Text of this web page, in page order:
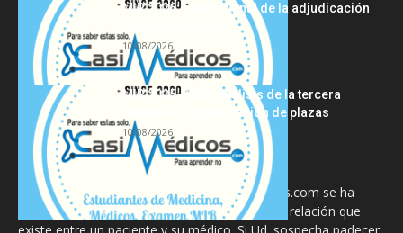
MIR 2026: análisis final de la adjudicación
de plazas y claves...
10/08/2026
MIR 2025-2026: análisis de la tercera
semana de adjudicación de plazas
10/08/2026
La información proporcionada en CasiMedicos.com se ha
diseñado para complementar, no substituir, la relación que